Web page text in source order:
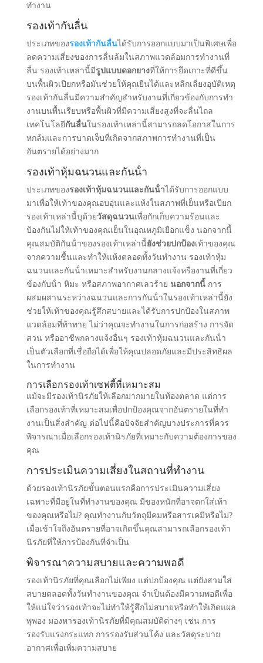
ทํางาน
รองเท้ากันลื่น
ประเภทของรองเท้ากันลื่นได้รับการออกแบบมาเป็นพิเศษเพื่อ
ลดความเสี่ยงของการลื่นล้มในสภาพแวดล้อมการทํางานที่
ลื่น รองเท้าเหล่านี้มีรูปแบบดอกยางที่ให้การยึดเกาะที่ดีขึ้น
บนพื้นผิวเปียกหรือมันช่วยให้คุณยืนได้และหลีกเลี่ยงอุบัติเหตุ
รองเท้ากันลื่นมีความสําคัญสําหรับงานที่เกี่ยวข้องกับการทํา
งานบนพื้นเรียบหรือพื้นผิวที่มีความเสี่ยงสูงที่จะลื่นไถล
เทคโนโลยีกันลื่นในรองเท้าเหล่านี้สามารถลดโอกาสในการ
หกล้มและการบาดเจ็บที่เกิดจากสภาพการทํางานที่เป็น
อันตรายได้อย่างมาก
รองเท้าหุ้มฉนวนและกันน้ํา
ประเภทของรองเท้าหุ้มฉนวนและกันน้ําได้รับการออกแบบ
มาเพื่อให้เท้าของคุณอบอุ่นและแห้งในสภาพที่เย็นหรือเปียก
รองเท้าเหล่านี้บุด้วยวัสดุฉนวนเพื่อกักเก็บความร้อนและ
ป้องกันไม่ให้เท้าของคุณเย็นในอุณหภูมิเยือกแข็ง นอกจากนี้
คุณสมบัติกันน้ําของรองเท้าเหล่านี้ยังช่วยปกป้องเท้าของคุณ
จากความชื้นและทําให้แห้งตลอดทั้งวันทํางาน รองเท้าหุ้ม
ฉนวนและกันน้ําเหมาะสําหรับงานกลางแจ้งหรืองานที่เกี่ยว
ข้องกับน้ํา หิมะ หรือสภาพอากาศเลวร้าย นอกจากนี้การ
ผสมผสานระหว่างฉนวนและการกันน้ําในรองเท้าเหล่านี้ยัง
ช่วยให้เท้าของคุณรู้สึกสบายและได้รับการปกป้องในสภาพ
แวดล้อมที่ท้าทาย ไม่ว่าคุณจะทํางานในการก่อสร้าง การจัด
สวน หรืออาชีพกลางแจ้งอื่นๆ รองเท้าหุ้มฉนวนและกันน้ํา
เป็นตัวเลือกที่เชื่อถือได้เพื่อให้คุณปลอดภัยและมีประสิทธิผล
ในการทํางาน
การเลือกรองเท้าเซฟตี้ที่เหมาะสม
แม้จะมีรองเท้านิรภัยให้เลือกมากมายในท้องตลาด แต่การ
เลือกรองเท้าที่เหมาะสมเพื่อปกป้องคุณจากอันตรายในที่ทํา
งานเป็นสิ่งสําคัญ ต่อไปนี้คือปัจจัยสําคัญบางประการที่ควร
พิจารณาเมื่อเลือกรองเท้านิรภัยที่เหมาะกับความต้องการของ
คุณ
การประเมินความเสี่ยงในสถานที่ทํางาน
ด้วยรองเท้านิรภัยขั้นตอนแรกคือการประเมินความเสี่ยง
เฉพาะที่มีอยู่ในที่ทํางานของคุณ มีของหนักที่อาจตกใส่เท้า
ของคุณหรือไม่? คุณทํางานกับวัตถุมีคมหรือสารเคมีหรือไม่?
เมื่อเข้าใจถึงอันตรายที่อาจเกิดขึ้นคุณสามารถเลือกรองเท้า
นิรภัยที่ให้การป้องกันที่จําเป็น
พิจารณาความสบายและความพอดี
รองเท้านิรภัยที่คุณเลือกไม่เพียง แต่ปกป้องคุณ แต่ยังสวมใส่
สบายตลอดทั้งวันทํางานของคุณ จําเป็นต้องมีความพอดีเพื่อ
ให้แน่ใจว่ารองเท้าจะไม่ทําให้รู้สึกไม่สบายหรือทําให้เกิดแผล
พุพอง มองหารองเท้านิรภัยที่มีคุณสมบัติต่างๆ เช่น การ
รองรับแรงกระแทก การรองรับส่วนโค้ง และวัสดุระบาย
อากาศเพื่อเพิ่มความสบาย